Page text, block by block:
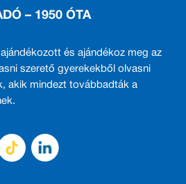
– 1950 ÓTA
és ajándékoz meg az
szerető gyerekekből olvasni
akik mindezt továbbadták a